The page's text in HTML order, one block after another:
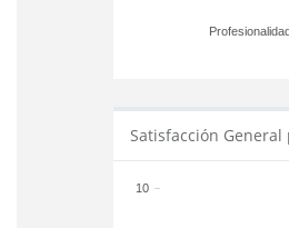
Satisfacción General
10